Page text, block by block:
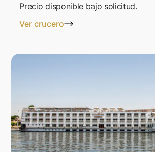
Precio disponible bajo solicitud.
Ver crucero